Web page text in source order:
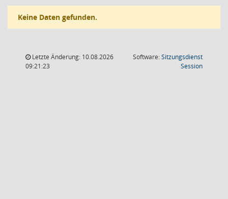
Keine Daten gefunden.
Letzte Änderung: 10.08.2026
09:21:23
Software:Sitzungsdienst
Session(Wird in